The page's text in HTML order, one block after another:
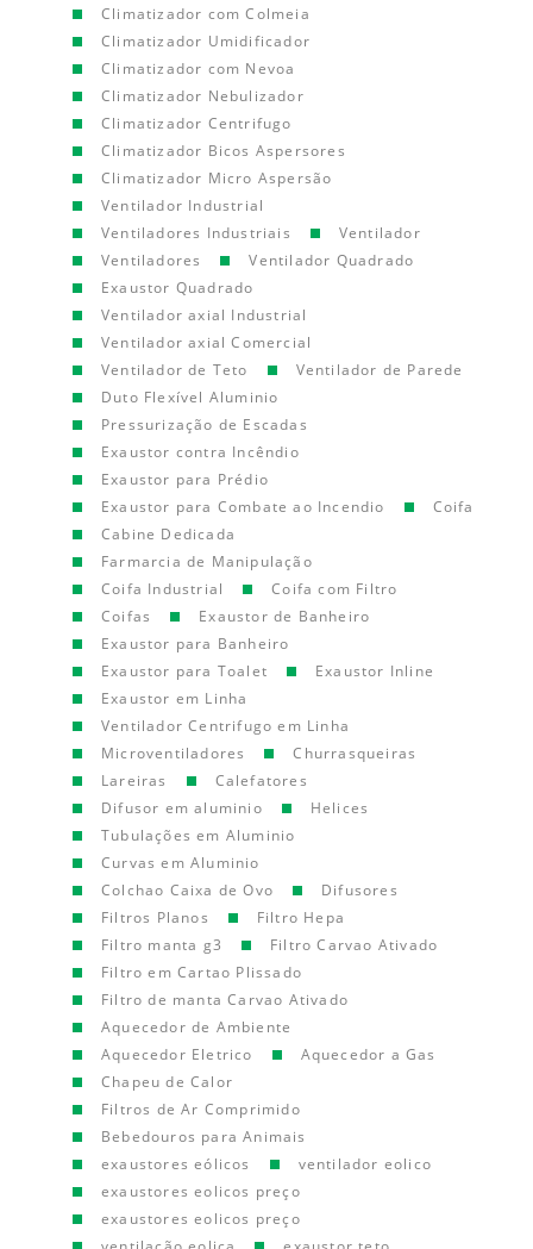
Climatizador com Colmeia
Climatizador Umidificador
Climatizador com Nevoa
Climatizador Nebulizador
Climatizador Centrifugo
Climatizador Bicos Aspersores
Climatizador Micro Aspersão
Ventilador Industrial
Ventiladores Industriais
Ventilador
Ventiladores
Ventilador Quadrado
Exaustor Quadrado
Ventilador axial Industrial
Ventilador axial Comercial
Ventilador de Teto
Ventilador de Parede
Duto Flexível Aluminio
Pressurização de Escadas
Exaustor contra Incêndio
Exaustor para Prédio
Exaustor para Combate ao Incendio
Coifa
Cabine Dedicada
Farmarcia de Manipulação
Coifa Industrial
Coifa com Filtro
Coifas
Exaustor de Banheiro
Exaustor para Banheiro
Exaustor para Toalet
Exaustor Inline
Exaustor em Linha
Ventilador Centrifugo em Linha
Microventiladores
Churrasqueiras
Lareiras
Calefatores
Difusor em aluminio
Helices
Tubulações em Aluminio
Curvas em Aluminio
Colchao Caixa de Ovo
Difusores
Filtros Planos
Filtro Hepa
Filtro manta g3
Filtro Carvao Ativado
Filtro em Cartao Plissado
Filtro de manta Carvao Ativado
Aquecedor de Ambiente
Aquecedor Eletrico
Aquecedor a Gas
Chapeu de Calor
Filtros de Ar Comprimido
Bebedouros para Animais
exaustores eólicos
ventilador eolico
exaustores eolicos preço
exaustores eolicos preço